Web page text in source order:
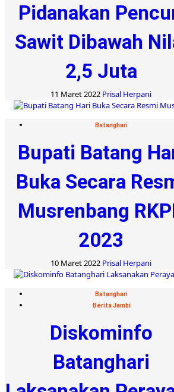
Pidanakan
Sawit Dibawah
2,5 Juta
11 Maret 2022 Prisal Herpani
Batanghari
Bupati Batang
Buka Secara
Musrenbang
2023
10 Maret 2022 Prisal Herpani
Batanghari
Berita Jambi
Diskominfo
Batanghari